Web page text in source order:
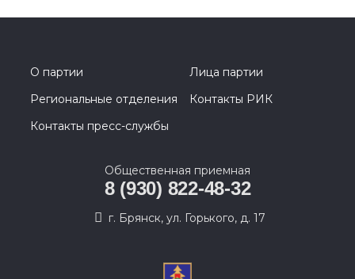
О партии
Лица партии
Региональные отделения
Контакты РИК
Контакты пресс-службы
Общественная приемная
8 (930) 822-48-32
г. Брянск, ул. Горького, д. 17